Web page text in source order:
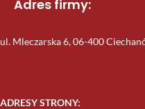
Adres firmy:
ul. Mleczarska 6, 06-400
ADRESY STRONY: